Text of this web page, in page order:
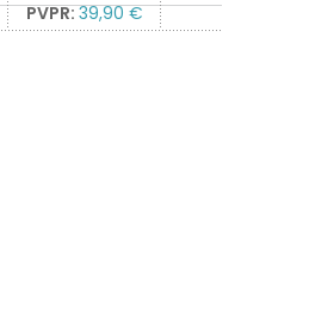
PVPR:39,90 €